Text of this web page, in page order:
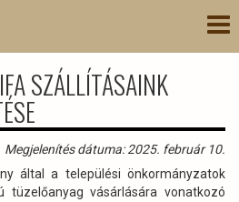
SZÁLLÍTÁSAINK
Megjelenítés dátuma: 2025. február 10.
által a települési önkormányzatok
tüzelőanyag vásárlására vonatkozó